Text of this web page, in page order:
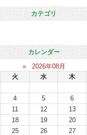
カテゴリ
カレンダー
«
2026年08月
火 水 木
4 5 6
11 12 13
18 19 20
25 26 27